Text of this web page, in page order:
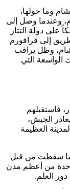
وما حولها،
وعندما وصل إلى
على دولة التتار
إلى قراقورم
وظل يراقب
الواسعة التي
فاستقبلهم
الجيش،
العظيمة
سقطت من قبل
من أعظم مدن
العلم.